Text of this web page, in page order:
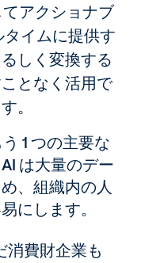
アクショナブ
イムに提供す
しく変換する
となく活用で
。
1 つの主要な
は大量のデー
、組織内の人
にします。
費財企業も